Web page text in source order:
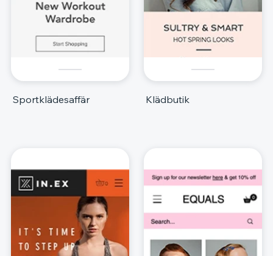
Sportklädesaffär Klädbutik